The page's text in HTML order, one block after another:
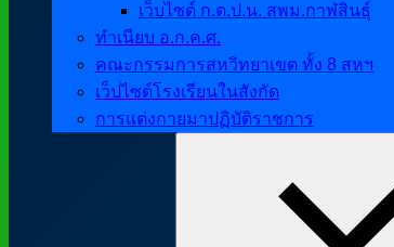
เว็บไซต์ ก.ต.ป.น. สพม.กาฬสินธุ์
ทำเนียบ อ.ก.ค.ศ.
คณะกรรมการสหวิทยาเขต ทั้ง 8 สหฯ
เว็ปไซต์โรงเรียนในสังกัด
การแต่งกายมาปฏิบัติราชการ